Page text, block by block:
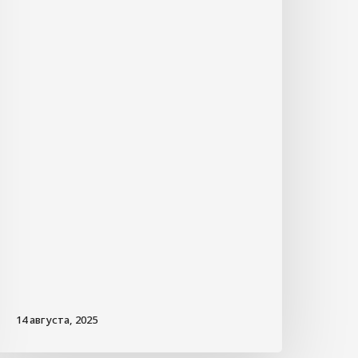
14 августа, 2025